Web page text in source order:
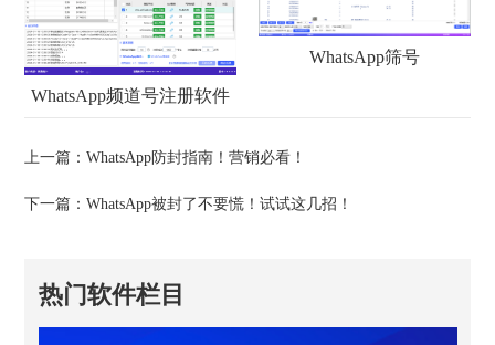
WhatsApp频道号注册软件
WhatsApp筛号
上一篇：WhatsApp防封指南！营销必看！
下一篇：WhatsApp被封了不要慌！试试这几招！
热门软件栏目